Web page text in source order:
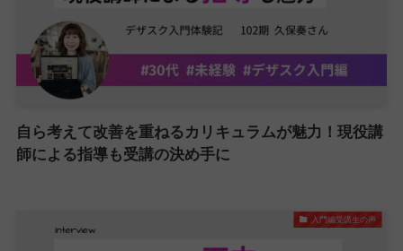
自ら考えて改善を重ねるカリキュラムが魅力！現役講
師による指導も受講の決め手に
入門編受講生の声